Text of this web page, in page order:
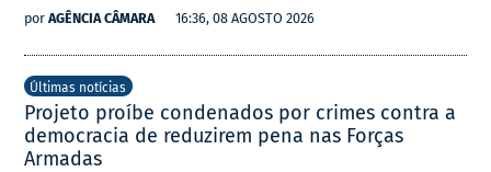
por AGÊNCIA CÂMARA 16:36, 08 AGOSTO 2026
Últimas notícias
Projeto proíbe condenados por crimes contra a
democracia de reduzirem pena nas Forças
Armadas